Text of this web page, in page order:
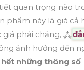
quan trọng nào
phẩm này là giá cả
giá phải chăng, ⁂
ảnh hưởng đến
những thông số